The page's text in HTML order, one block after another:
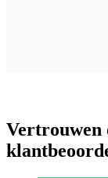
Vertrouwen